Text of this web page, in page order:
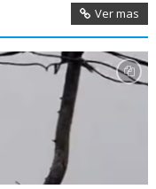
Ver mas